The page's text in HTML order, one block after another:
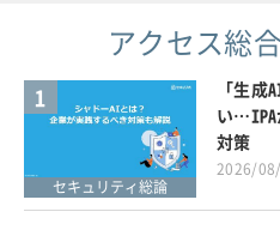
アクセス総
1
セキュリティ総論
「生
い…IPA
対策
2026/